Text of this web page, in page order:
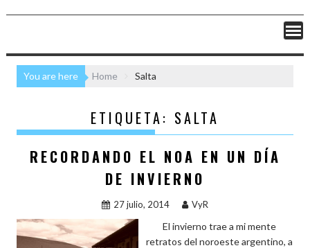
You are here Home Salta
ETIQUETA: SALTA
RECORDANDO EL NOA EN UN DÍA
DE INVIERNO
27 julio, 2014 VyR
El invierno trae a mi mente
retratos del noroeste argentino, a